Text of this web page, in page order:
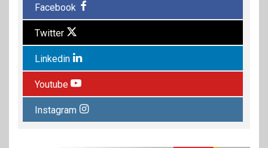
Facebook
Twitter
Linkedin
Youtube
Instagram